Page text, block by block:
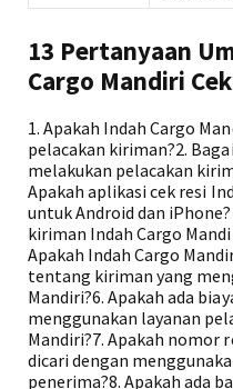
13 Pertanyaan
Cargo Mandiri
1. Apakah Indah Cargo
pelacakan kiriman?2.
melakukan pelacakan
Apakah aplikasi cek resi
untuk Android dan
kiriman Indah Cargo
Apakah Indah Cargo
tentang kiriman yang
Mandiri?6. Apakah ada
menggunakan layanan
Mandiri?7. Apakah nomor
dicari dengan
penerima?8. Apakah ada